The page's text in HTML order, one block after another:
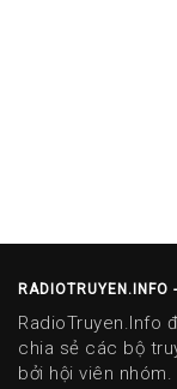
RADIOTRUYEN.INFO
RadioTruyen.Info
chia sẻ các bộ
bởi hội viên